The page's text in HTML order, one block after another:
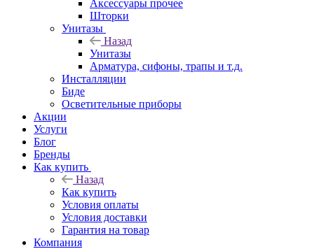
Аксессуары прочее
Шторки
Унитазы
Назад
Унитазы
Арматура, сифоны, трапы и т.д.
Инсталляции
Биде
Осветительные приборы
Акции
Услуги
Блог
Бренды
Как купить
Назад
Как купить
Условия оплаты
Условия доставки
Гарантия на товар
Компания